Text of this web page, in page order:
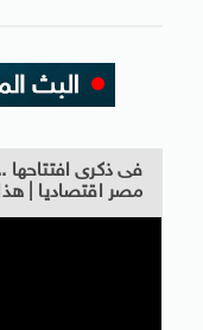
فى ذكرى افتتاحها
مصر اقتصاديا |